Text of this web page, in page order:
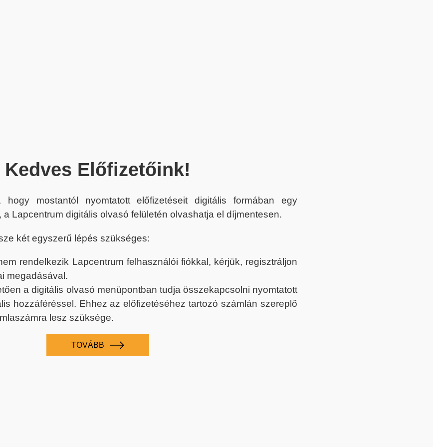
Kedves Előfizetőink!
hogy mostantól nyomtatott előfizetéseit digitális formában egy
a Lapcentrum digitális olvasó felületén olvashatja el díjmentesen.
két egyszerű lépés szükséges:
rendelkezik Lapcentrum felhasználói fiókkal, kérjük, regisztráljon
megadásával.
a digitális olvasó menüpontban tudja összekapcsolni nyomtatott
hozzáféréssel. Ehhez az előfizetéséhez tartozó számlán szereplő
lesz szüksége.
TOVÁBB